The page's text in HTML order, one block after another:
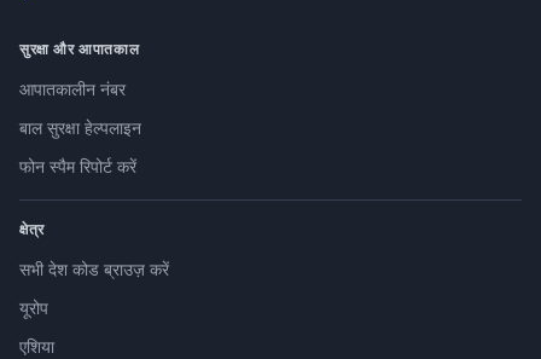
सुरक्षा और आपातकाल
आपातकालीन नंबर
बाल सुरक्षा हेल्पलाइन
फोन स्पैम रिपोर्ट करें
क्षेत्र
सभी देश कोड ब्राउज़ करें
यूरोप
एशिया